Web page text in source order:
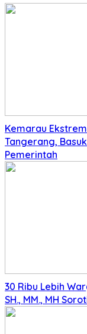
Kemarau
Tangerang,
Pemerintah
30 Ribu Lebih
SH., MM., MH